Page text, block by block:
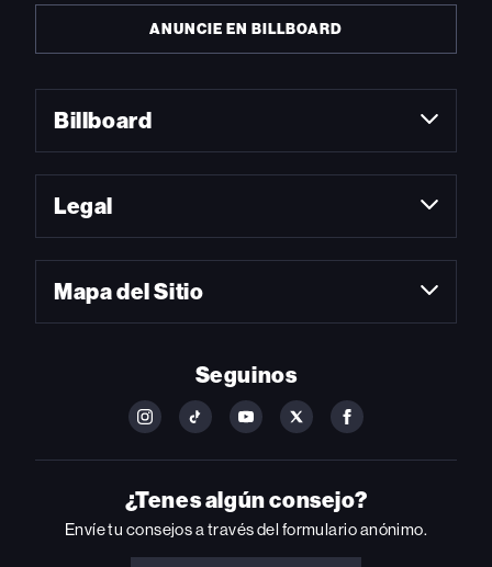
ANUNCIE EN BILLBOARD
Billboard
Legal
Mapa del Sitio
Seguinos
FOLLOW
ON
INSTAGRAM
FOLLOW
ON
YOUTUBE
FOLLOW
ON
YOUTUBE
FOLLOW
ON
FOLLOW
ON
FACEBOOK
¿Tenes algún consejo?
Envíe tu consejos a través del formulario anónimo.